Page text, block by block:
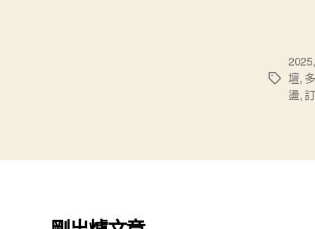
標
2025
壇,
盪,